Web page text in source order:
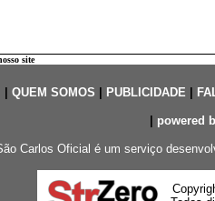
site
QUEM SOMOS PUBLICIDADE|
powered
Carlos Oficial é um serviço